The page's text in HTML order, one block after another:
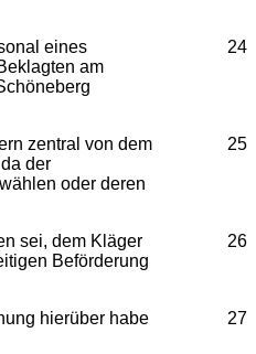
24
eines
am
25
zentral von dem
der
oder deren
26
sei, dem Kläger
Beförderung
27
hierüber habe